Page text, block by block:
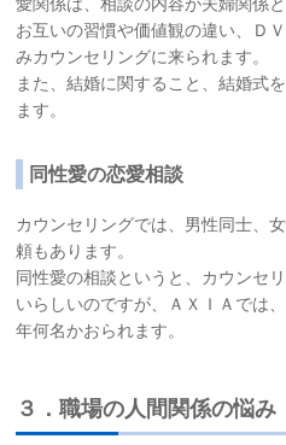
愛関係は、相談の内容が夫婦関係
お互いの習慣や価値観の違い、Ｄ
みカウンセリングに来られます。
また、結婚に関すること、結婚式
ます。
同性愛の恋愛相談
カウンセリングでは、男性同士、
頼もあります。
同性愛の相談というと、カウンセ
いらしいのですが、ＡＸＩＡでは
年何名かおられます。
３．職場の人間関係の悩み